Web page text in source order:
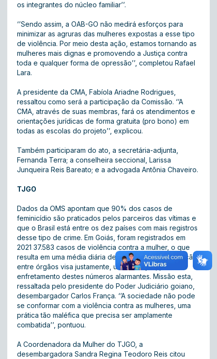
os integrantes do núcleo familiar’’.
‘’Sendo assim, a OAB-GO não medirá esforços para
minimizar as agruras das mulheres expostas a esse tipo
de violência. Por meio desta ação, estamos tornando as
mulheres mais dignas e promovendo a Justiça contra
toda e qualquer forma de opressão’’, completou Rafael
Lara.
A presidente da CMA, Fabíola Ariadne Rodrigues,
ressaltou como será a participação da Comissão. ‘’A
CMA, através de suas membras, fará os atendimentos e
orientações jurídicas de forma gratuita (pro bono) em
todas as escolas do projeto’’, explicou.
Também participaram do ato, a secretária-adjunta,
Fernanda Terra; a conselheira seccional, Larissa
Junqueira Reis Bareato; e a advogada Antônia Chaveiro.
TJGO
Dados da OMS apontam que 90% dos casos de
feminicídio são praticados pelos parceiros das vítimas e
que o Brasil está entre os dez países com mais registros
desse tipo de crime. Em Goiás, foram registrados em
2021 37.583 casos de violência contra a mulher, o que
resulta em uma média diária de 103 casos.A cooperação
entre órgãos visa justamente, unir esforços, para o
enfretamento destes números alarmantes. Missão esta,
ressaltada pelo presidente do Poder Judiciário goiano,
desembargador Carlos França. ‘’A sociedade não pode
se conformar com a violência contra as mulheres, uma
prática tão maléfica que precisa ser amplamente
combatida’’, pontuou.
A Coordenadora da Mulher do TJGO, a
desembargadora Sandra Regina Teodoro Reis citou